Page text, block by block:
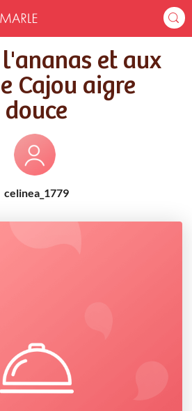
de Cajou aigre douce
et aux
Cajou aigre
douce
celinea_1779